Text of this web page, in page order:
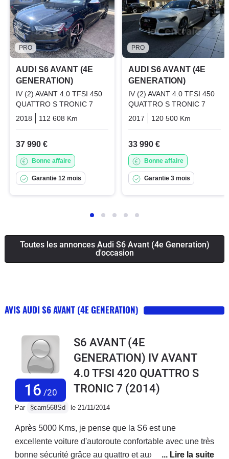
PRO
AUDI S6 AVANT (4E
GENERATION)
IV (2) AVANT 4.0 TFSI 450
QUATTRO S TRONIC 7
2018
112 608 Km Essence
37 990 €
Bonne affaire
Garantie 12 mois
PRO
AUDI S6 AVANT (4E
GENERATION)
IV (2) AVANT 4.0 TFSI 450
QUATTRO S TRONIC 7
2017
120 500 Km
33 990 €
Bonne affaire
Garantie 3 mois
Toutes les annonces Audi S6 Avant (4e Generation)
d'occasion
AVIS AUDI S6 AVANT (4E GENERATION)
16 /20
S6 AVANT (4E
GENERATION) IV AVANT
4.0 TFSI 420 QUATTRO S
TRONIC 7 (2014)
Par §cam568Sd le 21/11/2014
Après 5000 Kms, je pense que la S6 est une
excellente voiture d'autoroute confortable avec une très
bonne sécurité grâce au quattro et aux différentes